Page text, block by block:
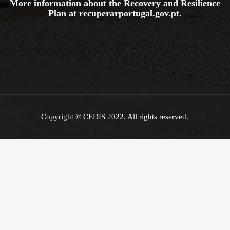
More information about the Recovery and Resilience
Plan at recuperarportugal.gov.pt.
Copyright © CEDIS 2022. All rights reserved.